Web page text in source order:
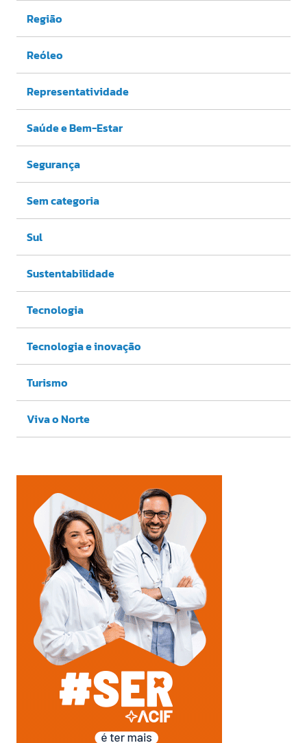
Região
Reóleo
Representatividade
Saúde e Bem-Estar
Segurança
Sem categoria
Sul
Sustentabilidade
Tecnologia
Tecnologia e inovação
Turismo
Viva o Norte